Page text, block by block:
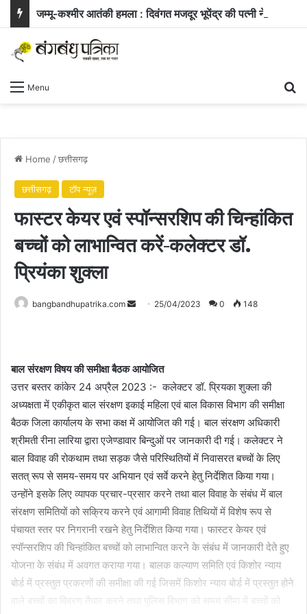
Menu
Home /छत्तीसगढ़
छत्तीसगढ़ टॉप न्यूज़
फास्टर केयर एवं स्पॉन्सरशिप की चिन्हांकित
बच्चों को लाभान्वित करें-कलेक्टर डॉ.
प्रियंका शुक्ला
bangbandhupatrika.com
Send 25/04/2023 0 148
बाल संरक्षण विषय की समीक्षा बैठक आयोजित
उत्तर बस्तर कांकेर 24 अप्रैल 2023 :- कलेक्टर डॉ. प्रियका शुक्ला की
अध्यक्षता में एकीकृत बाल संरक्षण इकाई महिला एवं बाल विकास विभाग की समीक्षा
बैठक जिला कार्यालय के सभा कक्ष में आयोजित की गई। बाल संरक्षण अधिकारी
श्रीमती रीना लारिया द्वारा एजेण्डावार बिन्दुओं पर जानकारी दी गई। कलेक्टर ने
बाल विवाह की रोकथाम तथा सड़क जैसे परिस्थितियों में निवासरत बच्चों के लिए
सतत् रूप से समय-समय पर अभियान एवं सर्वे करने हेतु निर्देशित किया गया।
उन्होंने इसके लिए व्यापक प्रचार-प्रसार करने तथा बाल विवाह के संबंध में बाल
संरक्षण समितियों को सक्रिय करने एवं आगामी विवाह तिथियों में विशेष रूप से
पंचायत स्तर पर निगरानी रखने हेतु निर्देशित किया गया। फास्टर केयर एवं
स्पॉन्सरशिप की चिन्हांकित बच्चों को लाभान्वित करने के संबंध में जानकारी देते हुए
योजना के संबंध में अवगत कराया गया। बालक कल्याण समिति एवं किशोर न्याय
बोर्ड में प्रस्तुत प्रकरणों की समीक्षा की गई जिसमें किशोर न्याय बोर्ड में प्रस्तुत होने
वाले बच्चों का विवरण तैयार करने तथा पुलिस विभाग को समय सीमा में बच्चों को